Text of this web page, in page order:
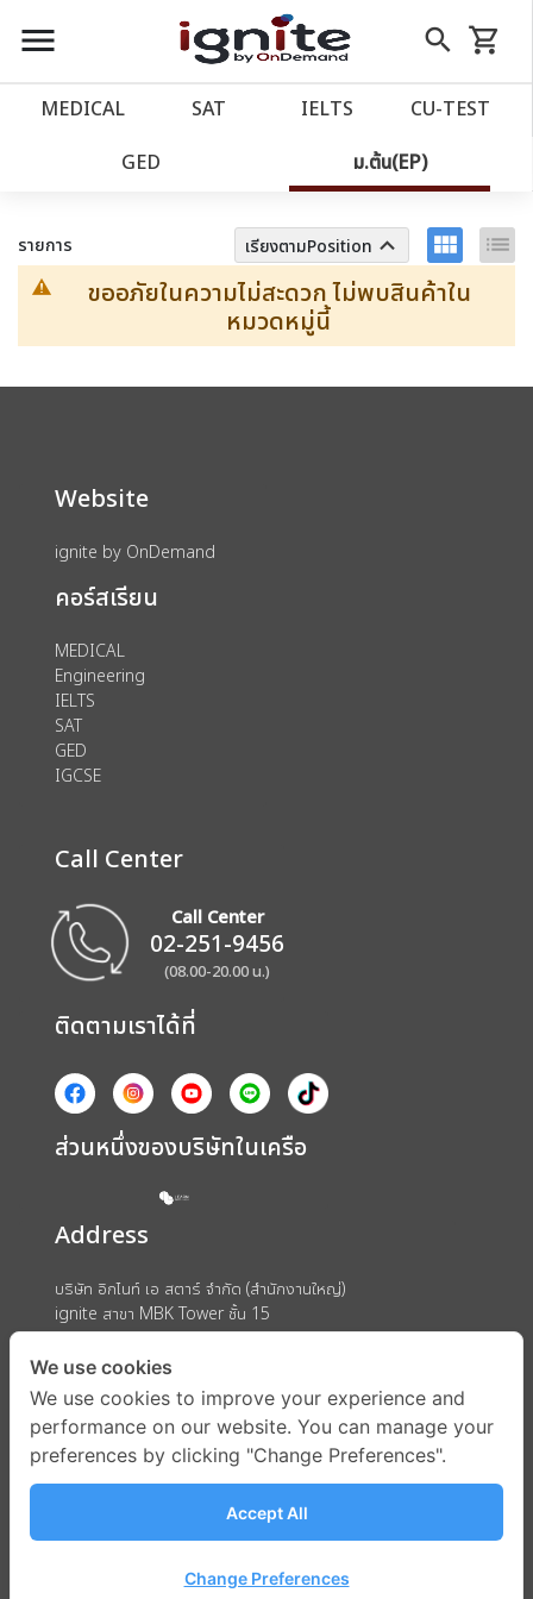
close
account_balance หน้าแรก
เว็บไซต์อิกไนท์
import_contacts วางแผนการเรียน
menu search
Skip
to
shopping_cart
รถเข็น
MEDICAL SAT IELTS CU‑TEST
GED ม.ต้น(EP)
ตัวกรอง
รายการ เรียงตามPosition keyboard_arrow_up view_module list
ขออภัยในความไม่สะดวก ไม่พบสินค้าใน
หมวดหมู่นี้
Website
ignite by OnDemand
คอร์สเรียน
MEDICAL
Engineering
IELTS
SAT
GED
IGCSE
Call Center
Call Center
02-251-9456
(08.00-20.00 น.)
ติดตามเราได้ที่
ส่วนหนึ่งของบริษัทในเครือ
Address
บริษัท อิกไนท์ เอ สตาร์ จำกัด (สำนักงานใหญ่)
ignite สาขา MBK Tower ชั้น 15
ถนนพญาไท แขวงวังใหม่ เขตปทุมวัน กรุงเทพมหานคร 10330
We use cookies
We use cookies to improve your experience and
performance on our website. You can manage your
preferences by clicking "Change Preferences".
Accept All
Change Preferences